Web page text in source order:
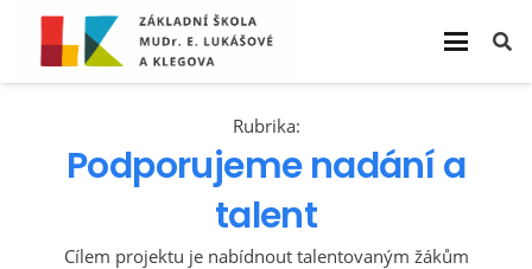
Rubrika:
Podporujeme nadání a
talent
Cílem projektu je nabídnout talentovaným žákům